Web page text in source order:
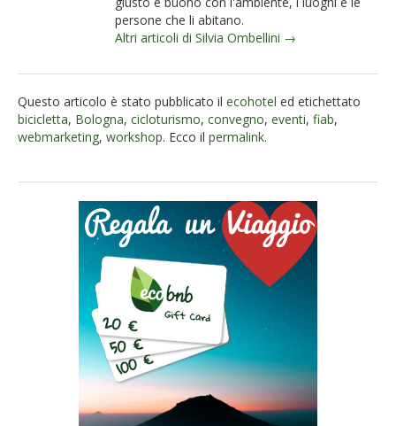
persone che li abitano.
Altri articoli di Silvia Ombellini →
Questo articolo è stato pubblicato il ecohotel ed etichettato
bicicletta, Bologna, cicloturismo, convegno, eventi, fiab,
webmarketing, workshop. Ecco il permalink.